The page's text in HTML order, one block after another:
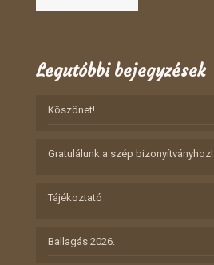
Legutóbbi bejegyzések
Köszönet!
Gratulálunk a szép bizonyítványhoz!
Tájékoztató
Ballagás 2026.